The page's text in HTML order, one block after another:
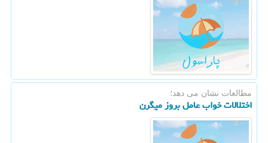
مطالعات نشان می دهد؛
اختلالات خواب عامل بروز میگرن